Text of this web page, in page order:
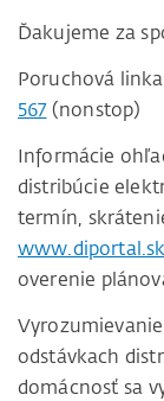
Ďakujeme za
Poruchová
567 (nonstop)
Informácie
distribúcie
termín,
www.diportal.sk
overenie
odstávkach
domácnosť sa